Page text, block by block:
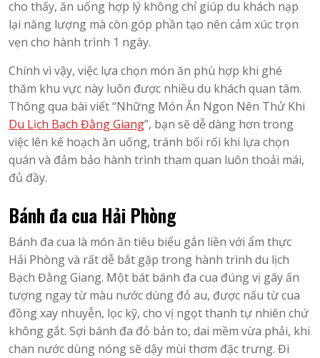
cho thấy, ăn uống hợp lý không chỉ giúp du khách nạp
lại năng lượng mà còn góp phần tạo nên cảm xúc trọn
vẹn cho hành trình 1 ngày.
Chính vì vậy, việc lựa chọn món ăn phù hợp khi ghé
thăm khu vực này luôn được nhiều du khách quan tâm.
Thông qua bài viết “Những Món Ăn Ngon Nên Thử Khi
Du Lịch Bạch Đằng Giang”, bạn sẽ dễ dàng hơn trong
việc lên kế hoạch ăn uống, tránh bối rối khi lựa chọn
quán và đảm bảo hành trình tham quan luôn thoải mái,
đủ đầy.
Bánh đa cua Hải Phòng
Bánh đa cua là món ăn tiêu biểu gắn liền với ẩm thực
Hải Phòng và rất dễ bắt gặp trong hành trình du lịch
Bạch Đằng Giang. Một bát bánh đa cua đúng vị gây ấn
tượng ngay từ màu nước dùng đỏ au, được nấu từ cua
đồng xay nhuyễn, lọc kỹ, cho vị ngọt thanh tự nhiên chứ
không gắt. Sợi bánh đa đỏ bản to, dai mềm vừa phải, khi
chan nước dùng nóng sẽ dậy mùi thơm đặc trưng. Đi